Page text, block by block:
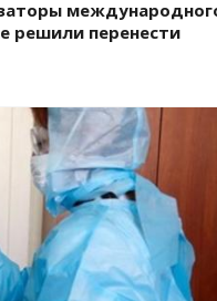
решили перенести